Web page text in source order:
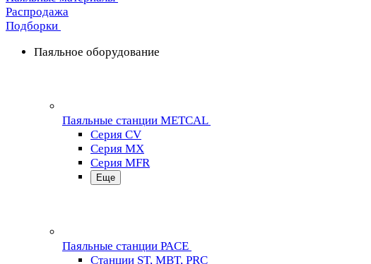
Распродажа
Подборки
Паяльное оборудование
Паяльные станции METCAL
Серия CV
Серия MX
Серия MFR
Еще
Паяльные станции PACE
Станции ST, MBT, PRC